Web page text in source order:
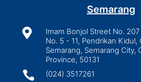
Semarang

Imam Bonjol Street No.
No. 5 - 11, Pendrikan Kidul,
Semarang, Semarang City,
Province, 50131
 (024) 3517261